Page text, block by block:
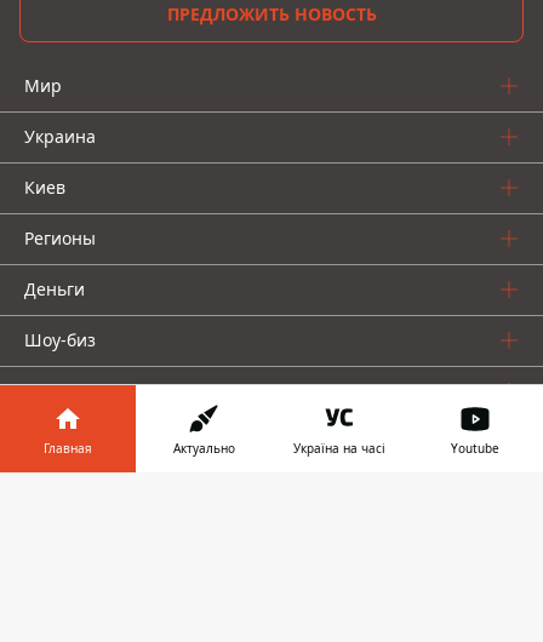
ПРЕДЛОЖИТЬ НОВОСТЬ
Мир
Украина
Киев
Регионы
Деньги
Шоу-биз
Жизнь
О нас
Главная Актуально Україна на часі Youtube